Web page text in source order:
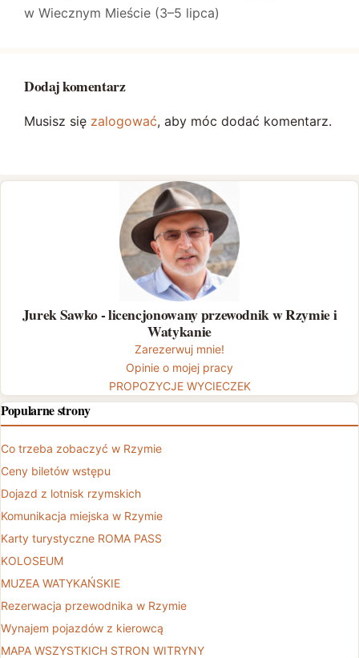
w Wiecznym Mieście (3–5 lipca)
Dodaj komentarz
Musisz się zalogować, aby móc dodać komentarz.
Jurek Sawko - licencjonowany przewodnik w Rzymie i
Watykanie
Zarezerwuj mnie!
Opinie o mojej pracy
PROPOZYCJE WYCIECZEK
Popularne strony
Co trzeba zobaczyć w Rzymie
Ceny biletów wstępu
Dojazd z lotnisk rzymskich
Komunikacja miejska w Rzymie
Karty turystyczne ROMA PASS
KOLOSEUM
MUZEA WATYKAŃSKIE
Rezerwacja przewodnika w Rzymie
Wynajem pojazdów z kierowcą
MAPA WSZYSTKICH STRON WITRYNY